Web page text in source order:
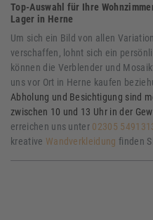
Top-Auswahl für Ihre
Lager in Herne
Um sich ein Bild von allen
verschaffen, lohnt sich ein
können die Verblender und
uns vor Ort in Herne kaufen
Abholung und Besichtigung sind
zwischen 10 und 13 Uhr in der
erreichen uns unter 02305
kreative Wandverkleidung finden